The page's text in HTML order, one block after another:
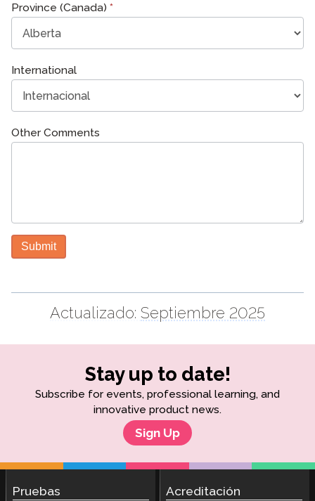
Province (Canada) *
International
Other Comments
Submit
Actualizado: Septiembre 2025
Stay up to date!
Subscribe for events, professional learning, and
innovative product news.
Sign Up
Pruebas Acreditación